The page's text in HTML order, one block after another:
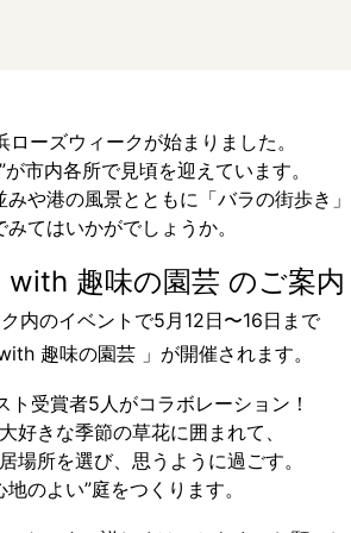
ーズウィークが始まりました。
市内各所で見頃を迎えています。
や港の風景とともに「バラの街歩き
てはいかがでしょうか。
with 趣味の園芸 のご案内
内のイベントで5 月12日〜16日まで
趣味の園芸 」が開催されます。
ト受賞者5人がコラボレーション！
好きな季節の草花に囲まれて、
場所を選び、思うように過ごす。
地のよい”庭をつくります。